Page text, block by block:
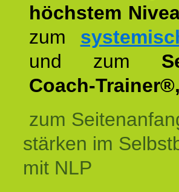
höchstem
zum
und zum
Coach-Trainer®,
zum
stärken im
mit NLP